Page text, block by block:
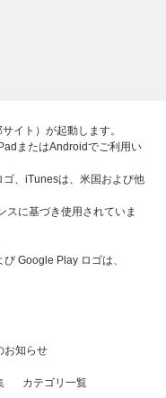
イト）が起動します。
またはAndroidでご利用い
、iTunesは、米国および他
スに基づき使用されていま
Google Play ロゴは、
お知らせ
カテゴリ一覧